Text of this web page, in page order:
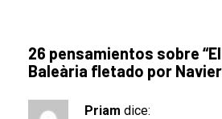
26 pensamientos sobre “
Baleària fletado por
Priam dice: